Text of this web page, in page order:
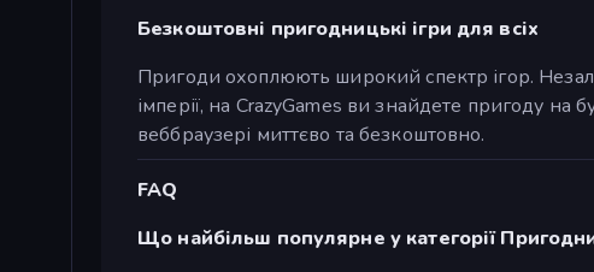
Безкоштовні пригодницькі ігри для всіх
Пригоди охоплюють широкий спектр ігор.
імперії, на CrazyGames ви знайдете пригоду на
веббраузері миттєво та безкоштовно.
FAQ
Що найбільш популярне у категорії